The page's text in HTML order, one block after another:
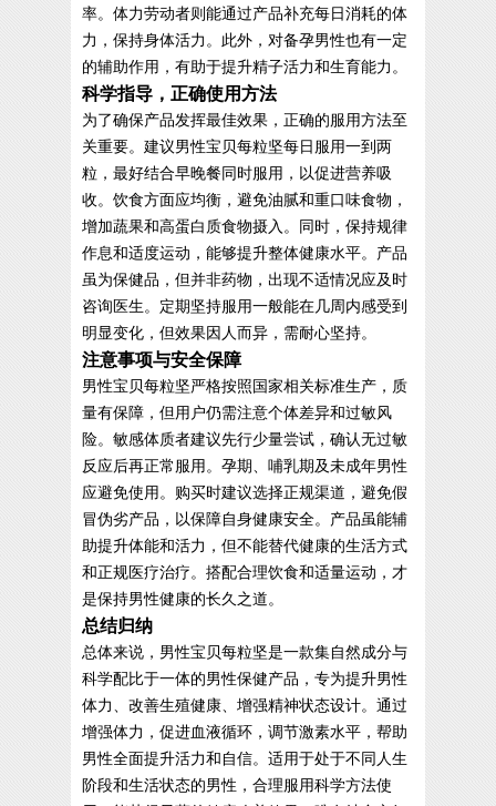
率。体力劳动者则能通过产品补充每日消耗的体
力，保持身体活力。此外，对备孕男性也有一定
的辅助作用，有助于提升精子活力和生育能力。
科学指导，正确使用方法
为了确保产品发挥最佳效果，正确的服用方法至
关重要。建议男性宝贝每粒坚每日服用一到两
粒，最好结合早晚餐同时服用，以促进营养吸
收。饮食方面应均衡，避免油腻和重口味食物，
增加蔬果和高蛋白质食物摄入。同时，保持规律
作息和适度运动，能够提升整体健康水平。产品
虽为保健品，但并非药物，出现不适情况应及时
咨询医生。定期坚持服用一般能在几周内感受到
明显变化，但效果因人而异，需耐心坚持。
注意事项与安全保障
男性宝贝每粒坚严格按照国家相关标准生产，质
量有保障，但用户仍需注意个体差异和过敏风
险。敏感体质者建议先行少量尝试，确认无过敏
反应后再正常服用。孕期、哺乳期及未成年男性
应避免使用。购买时建议选择正规渠道，避免假
冒伪劣产品，以保障自身健康安全。产品虽能辅
助提升体能和活力，但不能替代健康的生活方式
和正规医疗治疗。搭配合理饮食和适量运动，才
是保持男性健康的长久之道。
总结归纳
总体来说，男性宝贝每粒坚是一款集自然成分与
科学配比于一体的男性保健产品，专为提升男性
体力、改善生殖健康、增强精神状态设计。通过
增强体力，促进血液循环，调节激素水平，帮助
男性全面提升活力和自信。适用于处于不同人生
阶段和生活状态的男性，合理服用科学方法使